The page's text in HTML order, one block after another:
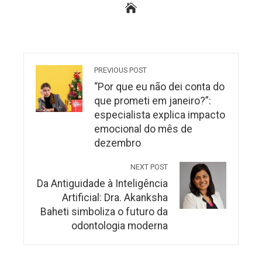
PREVIOUS POST
“Por que eu não dei conta do
que prometi em janeiro?”:
especialista explica impacto
emocional do mês de
dezembro
NEXT POST
Da Antiguidade à Inteligência
Artificial: Dra. Akanksha
Baheti simboliza o futuro da
odontologia moderna